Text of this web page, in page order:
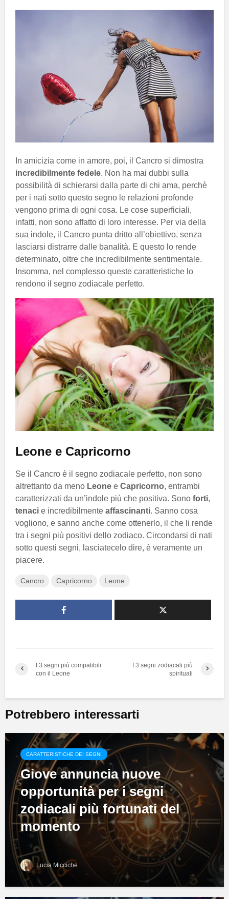
In amicizia come in amore, poi, il Cancro si dimostra
incredibilmente fedele. Non ha mai dubbi sulla
possibilità di schierarsi dalla parte di chi ama, perchè
per i nati sotto questo segno le relazioni profonde
vengono prima di ogni cosa. Le cose superficiali,
infatti, non sono affatto di loro interesse. Per via della
sua indole, il Cancro punta dritto all’obiettivo, senza
lasciarsi distrarre dalle banalità. E questo lo rende
determinato, oltre che incredibilmente sentimentale.
Insomma, nel complesso queste caratteristiche lo
rendono il segno zodiacale perfetto.
Leone e Capricorno
Se il Cancro è il segno zodiacale perfetto, non sono
altrettanto da meno Leone e Capricorno, entrambi
caratterizzati da un’indole più che positiva. Sono forti,
tenaci e incredibilmente affascinanti. Sanno cosa
vogliono, e sanno anche come ottenerlo, il che li rende
tra i segni più positivi dello zodiaco. Circondarsi di nati
sotto questi segni, lasciatecelo dire, è veramente un
piacere.
Cancro Capricorno Leone
I 3 segni più compatibili
con il Leone
I 3 segni zodiacali più
spirituali
Potrebbero interessarti
CARATTERISTICHE DEI SEGNI
Giove annuncia nuove
opportunità per i segni
zodiacali più fortunati del
momento
Lucia Micciche